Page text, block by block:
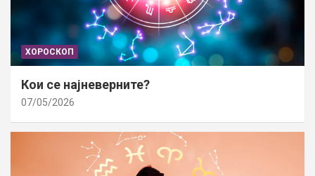
ХОРОСКОП
Кои се најневерните?
07/05/2026